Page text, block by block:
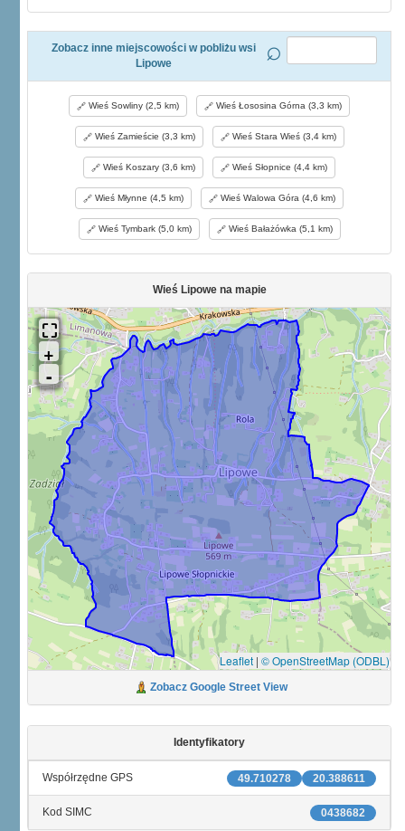
Zobacz inne miejscowości w pobliżu wsi
Lipowe
Wieś Sowliny (2,5 km) Wieś Łososina Górna (3,3 km)
Wieś Zamieście (3,3 km) Wieś Stara Wieś (3,4 km)
Wieś Koszary (3,6 km) Wieś Słopnice (4,4 km)
Wieś Młynne (4,5 km) Wieś Walowa Góra (4,6 km)
Wieś Tymbark (5,0 km) Wieś Bałażówka (5,1 km)
Wieś Lipowe na mapie
Leaflet | © OpenStreetMap (ODBL)
Zobacz Google Street View
Identyfikatory
20.388611
49.710278
Współrzędne GPS
0438682
Kod SIMC